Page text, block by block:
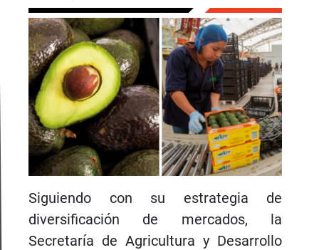
Siguiendo con su estrategia de
diversificación de mercados, la
Secretaría de Agricultura y Desarrollo